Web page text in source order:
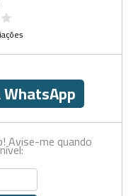
Avise-me quando